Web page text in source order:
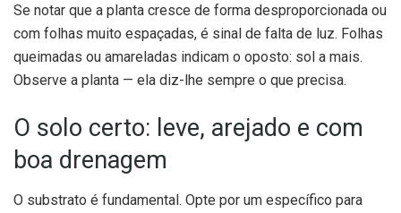
Se notar que a planta cresce de forma desproporcionada ou
com folhas muito espaçadas, é sinal de falta de luz. Folhas
queimadas ou amareladas indicam o oposto: sol a mais.
Observe a planta — ela diz-lhe sempre o que precisa.
O solo certo: leve, arejado e com
boa drenagem
O substrato é fundamental. Opte por um específico para